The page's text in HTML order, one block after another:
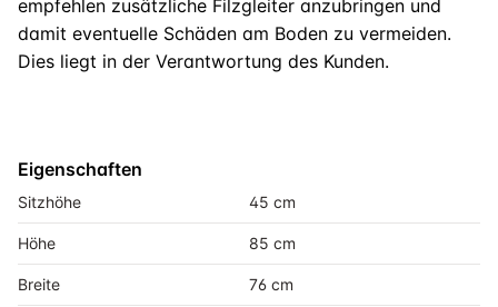
empfehlen zusätzliche Filzgleiter anzubringen und
damit eventuelle Schäden am Boden zu vermeiden.
Dies liegt in der Verantwortung des Kunden.
Eigenschaften
Sitzhöhe 45 cm
Höhe 85 cm
Breite 76 cm